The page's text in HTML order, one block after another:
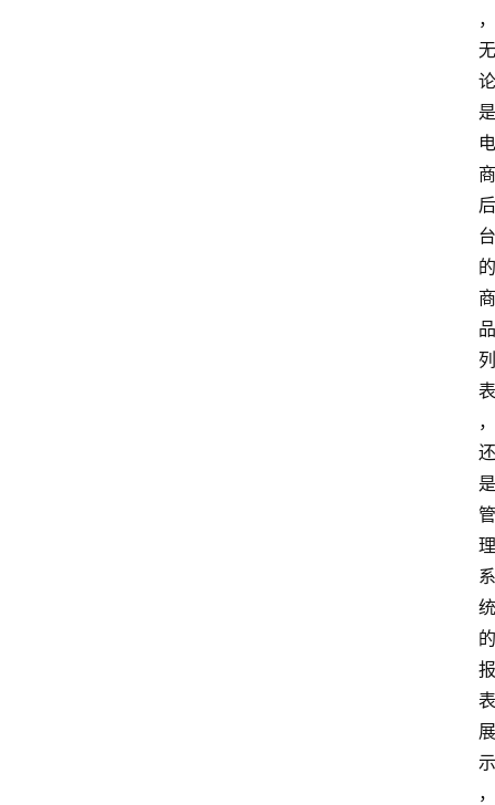
，
无
论
是
电
商
后
台
的
商
品
列
表
，
还
是
管
理
系
统
的
报
表
展
示
，